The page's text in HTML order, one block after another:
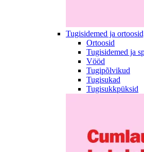
Tugisidemed ja
Ortoosid
Tugisidemed ja
Vööd
Tugipõlvikud
Tugisukad
Tugisukkpüksid